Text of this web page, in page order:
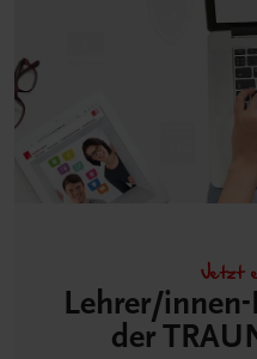
Jetzt
Lehrer/
der